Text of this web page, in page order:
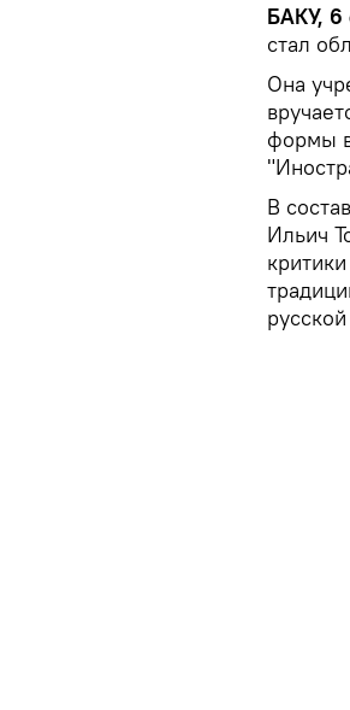
БАКУ, 6
стал
Она
формы
В
Ильич